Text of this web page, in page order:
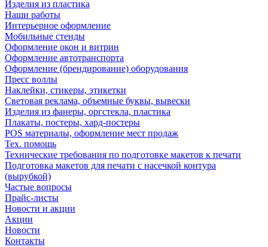
Изделия из пластика
Наши работы
Интерьерное оформление
Мобильные стенды
Оформление окон и витрин
Оформление автотранспорта
Оформление (брендирование) оборудования
Пресс воллы
Наклейки, стикеры, этикетки
Световая реклама, объемные буквы, вывески
Изделия из фанеры, оргстекла, пластика
Плакаты, постеры, хард-постеры
POS материалы, оформление мест продаж
Тех. помощь
Технические требования по подготовке макетов к печати
Подготовка макетов для печати с насечкой контура
(вырубкой)
Частые вопросы
Прайс-листы
Новости и акции
Акции
Новости
Контакты